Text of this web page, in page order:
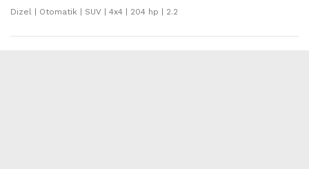
Dizel | Otomatik | SUV | 4x4 | 204 hp | 2.2